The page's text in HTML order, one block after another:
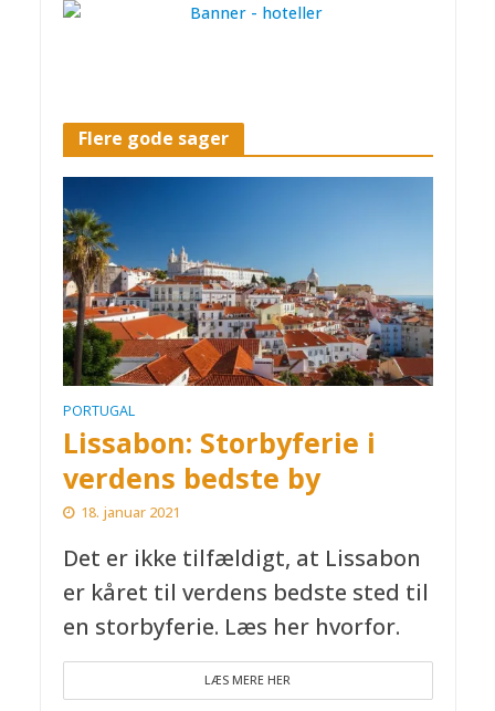
Flere gode sager
PORTUGAL
Lissabon: Storbyferie i
verdens bedste by
18. januar 2021
Det er ikke tilfældigt, at Lissabon
er kåret til verdens bedste sted til
en storbyferie. Læs her hvorfor.
LÆS MERE HER